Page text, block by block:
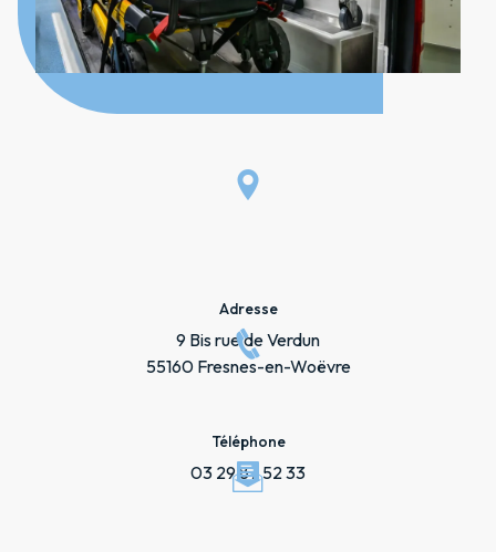
Adresse
9 Bis rue de Verdun
55160 Fresnes-en-Woëvre
Téléphone
03 29 87 52 33